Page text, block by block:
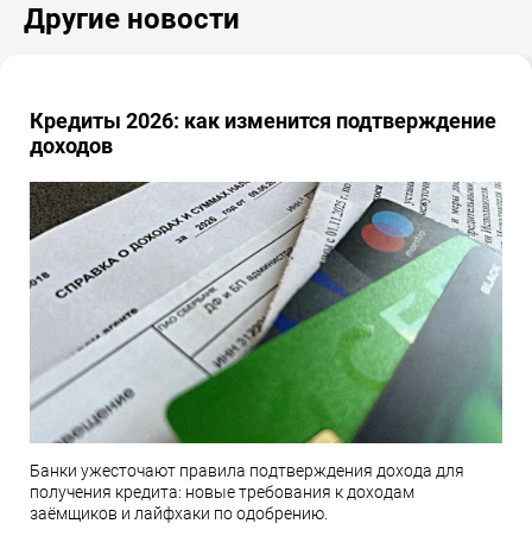
Другие новости
Кредиты 2026: как изменится подтверждение
доходов
Банки ужесточают правила подтверждения дохода для
получения кредита: новые требования к доходам
заёмщиков и лайфхаки по одобрению.